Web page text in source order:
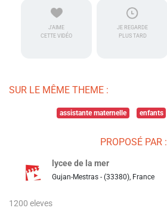
J'AIME
CETTE VIDÉO
JE REGARDE
PLUS TARD
SUR LE MÊME THEME :
assistante maternelle enfants
PROPOSÉ PAR :
lycee de la mer
Gujan-Mestras - (33380), France
1200 eleves